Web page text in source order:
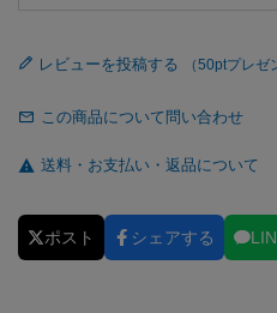
レビューを投稿する
この商品について問い合わせ
送料・お支払い・返品について
ポスト シェアする